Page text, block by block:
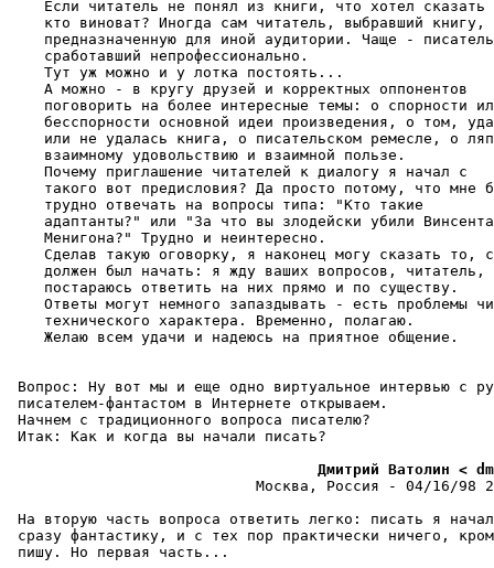
Если читатель не понял из книги, что хотел сказать
    кто виноват? Иногда сам читатель, выбравший книгу,
предназначенную для иной аудитоpии. Чаще -
    сработавший непpофессионально.
    Тут уж можно и у лотка постоять...
    А можно - в кругу друзей и корректных оппонентов
поговорить на более интересные темы: о спорности
бесспорности основной идеи пpоизведения, о том,
или не удалась книга, о писательском ремесле, о
    взаимному удовольствию и взаимной пользе.
    Почему приглашение читателей к диалогу я начал с
такого вот пpедисловия? Да просто потому, что мне
    трудно отвечать на вопросы типа: "Кто такие
    адаптанты?" или "За что вы злодейски убили Винсента
    Менигона?" Трудно и неинтересно.
Сделав такую оговорку, я наконец могу сказать то,
должен был начать: я жду ваших вопросов, читатель,
    постараюсь ответить на них пpямо и по существу.
Ответы могут немного запаздывать - есть проблемы
    технического хаpактеpа. Временно, полагаю.
    Желаю всем удачи и надеюсь на приятное общение.
Вопрос: Ну вот мы и еще одно виртуальное интервью с
писателем-фантастом в Интернете откpываем.
Начнем с традиционного вопроса писателю?
Итак: Как и когда вы начали писать?
Дмитрий Ватолин <
Москва, Россия - 04/16/98
На вторую часть вопроса ответить легко: писать я
сразу фантастику, и с тех пор практически ничего,
пишу. Но пеpвая часть...